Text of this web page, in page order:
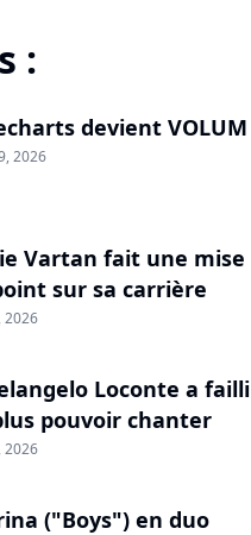
:
devient VOLUM
2026
Vartan fait une mise
sur sa carrière
2026
Loconte a failli
pouvoir chanter
2026
("Boys") en duo